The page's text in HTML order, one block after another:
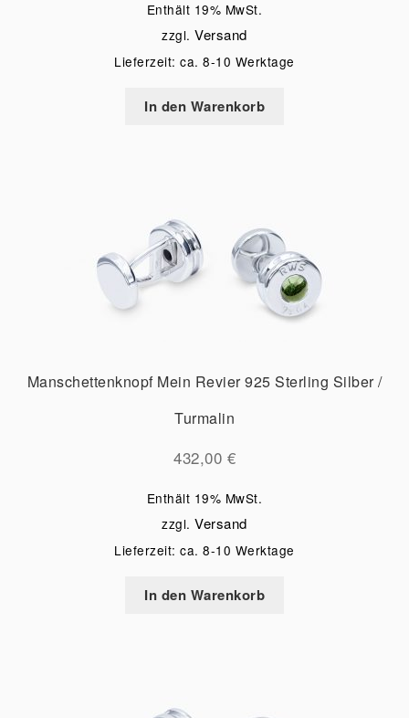
Enthält 19% MwSt.
zzgl.Versand
Lieferzeit: ca. 8-10 Werktage
In den Warenkorb
Manschettenknopf Mein Revier 925 Sterling Silber /
Turmalin
432,00 €
Enthält 19% MwSt.
zzgl.Versand
Lieferzeit: ca. 8-10 Werktage
In den Warenkorb